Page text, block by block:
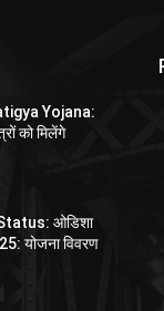
Yojana:
को मिलेंगे
ओडिशा
योजना विवरण